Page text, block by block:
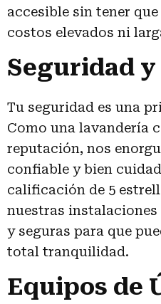
accesible sin tener
costos elevados ni
Seguridad
Tu seguridad es una
Como una lavandería
reputación, nos
confiable y bien
calificación de 5
nuestras
y seguras para que
total tranquilidad.
Equipos de